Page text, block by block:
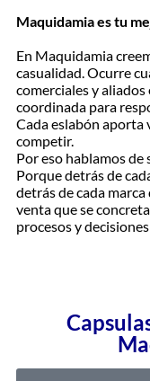
Maquidamia es tu
En Maquidamia
casualidad. Ocurre
comerciales y
coordinada para
Cada eslabón aporta
competir.
Por eso hablamos
Porque detrás de
detrás de cada
venta que se
procesos y